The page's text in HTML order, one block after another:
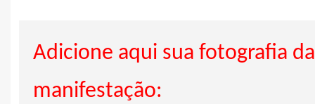
Adicione aqui sua fotografia da
manifestação: